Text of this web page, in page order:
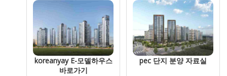
koreanyay E-모델하우스
바로가기
pec 단지 분양 자료실